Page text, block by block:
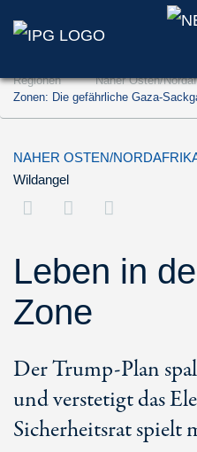
Zum Inhalt
Zur Suche springen
Regionen Naher Osten/
Zonen: Die gefährliche Gaza-
NAHER OSTEN/
Wildangel
Leben in
Zone
Der Trump-Plan
und verstetigt das
Sicherheitsrat spielt